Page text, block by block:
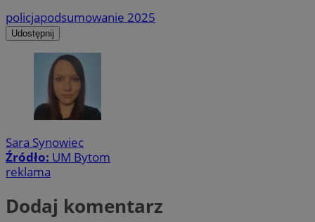
policjapodsumowanie 2025
Udostępnij
Sara Synowiec
Źródło: UM Bytom
reklama
Dodaj komentarz